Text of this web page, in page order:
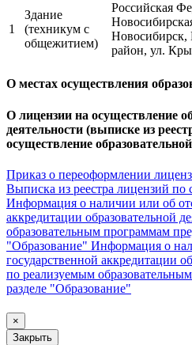
1
Здание
(техникум с
общежитием)
Российская
Новосибирск,
район, ул.
О местах осуществления
О лицензии на осуществление
деятельности (выписке из
осуществление
Приказ о переоформлении
Выписка из реестра лицензий по
Информация о наличии или об
аккредитации образовательной
образовательным программам
"Образование" Информация о
государственной аккредитации
по реализуемым
разделе "Образование"
×
Закрыть